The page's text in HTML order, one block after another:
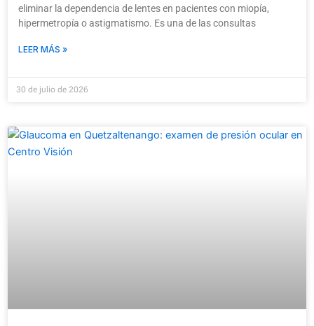
eliminar la dependencia de lentes en pacientes con miopía,
hipermetropía o astigmatismo. Es una de las consultas
LEER MÁS »
30 de julio de 2026